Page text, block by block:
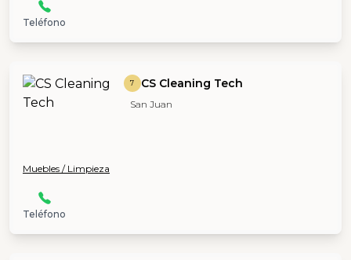
Teléfono
7 CS Cleaning Tech
San Juan
Muebles / Limpieza
Teléfono